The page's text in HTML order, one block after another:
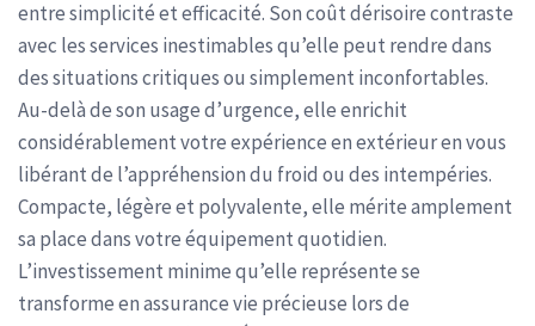
entre simplicité et efficacité. Son coût dérisoire contraste
avec les services inestimables qu’elle peut rendre dans
des situations critiques ou simplement inconfortables.
Au-delà de son usage d’urgence, elle enrichit
considérablement votre expérience en extérieur en vous
libérant de l’appréhension du froid ou des intempéries.
Compacte, légère et polyvalente, elle mérite amplement
sa place dans votre équipement quotidien.
L’investissement minime qu’elle représente se
transforme en assurance vie précieuse lors de